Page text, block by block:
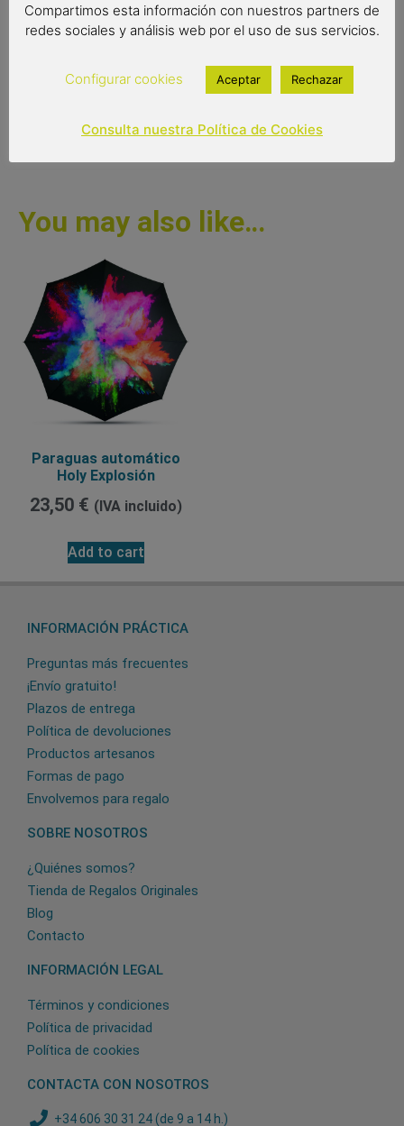
(IVA incluido)
You may also like…
Paraguas automático
Holy Explosión
23,50 € (IVA incluido)
Add to cart
INFORMACIÓN PRÁCTICA
Preguntas más frecuentes
¡Envío gratuito!
Plazos de entrega
Política de devoluciones
Productos artesanos
Formas de pago
Envolvemos para regalo
SOBRE NOSOTROS
¿Quiénes somos?
Tienda de Regalos Originales
Blog
Contacto
INFORMACIÓN LEGAL
Términos y condiciones
Política de privacidad
Política de cookies
CONTACTA CON NOSOTROS
+34 606 30 31 24 (de 9 a 14 h.)
Compartimos esta información con nuestros partners de
redes sociales y análisis web por el uso de sus servicios.
Configurar cookies Aceptar Rechazar
Consulta nuestra Política de Cookies